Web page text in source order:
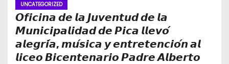
UNCATEGORIZED
𝙊𝙛𝙞𝙘𝙞𝙣𝙖 𝙙𝙚 𝙡𝙖 𝙅𝙪𝙫𝙚𝙣𝙩𝙪𝙙 𝙙𝙚 𝙡𝙖
𝙈𝙪𝙣𝙞𝙘𝙞𝙥𝙖𝙡𝙞𝙙𝙖𝙙 𝙙𝙚 𝙋𝙞𝙘𝙖 𝙡𝙡𝙚𝙫𝙤́
𝙖𝙡𝙚𝙜𝙧𝙞́𝙖, 𝙢𝙪́𝙨𝙞𝙘𝙖 𝙮 𝙚𝙣𝙩𝙧𝙚𝙩𝙚𝙣𝙘𝙞𝙤́𝙣 𝙖𝙡
𝙡𝙞𝙘𝙚𝙤 𝘽𝙞𝙘𝙚𝙣𝙩𝙚𝙣𝙖𝙧𝙞𝙤 𝙋𝙖𝙙𝙧𝙚 𝘼𝙡𝙗𝙚𝙧𝙩𝙤